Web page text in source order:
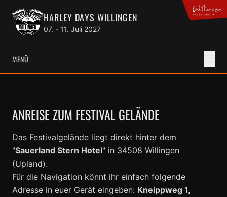
HARLEY DAYS WILLINGEN
07. - 11. Juli 2027
MENÜ
ANREISE ZUM FESTIVAL GELÄNDE
Das Festivalgelände liegt direkt hinter dem
"Sauerland Stern Hotel" in 34508 Willingen
(Upland).
Für die Navigation könnt ihr einfach folgende
Adresse in euer Gerät eingeben: Kneippweg 1,